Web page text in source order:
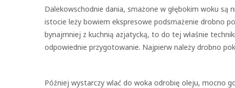
Dalekowschodnie dania, smażone w głębokim woku
istocie leży bowiem ekspresowe podsmażenie drobno
bynajmniej z kuchnią azjatycką, to do tej właśnie
odpowiednie przygotowanie. Najpierw należy drobno
Później wystarczy wlać do woka odrobię oleju, mocno